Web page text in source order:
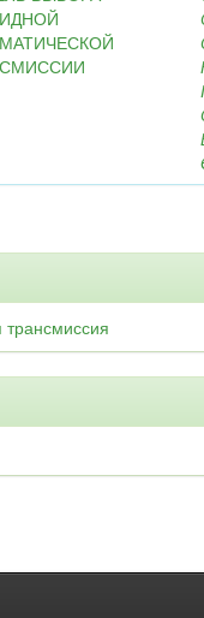
трансмиссия